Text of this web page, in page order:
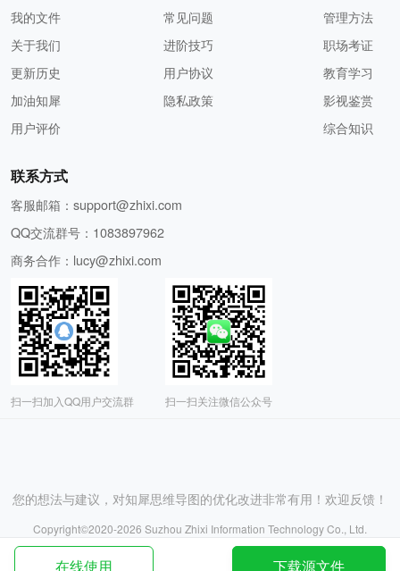
在线使用 下载源文件
我的文件
关于我们
更新历史
加油知犀
用户评价
常见问题
进阶技巧
用户协议
隐私政策
管理方法
职场考证
教育学习
影视鉴赏
综合知识
联系方式
客服邮箱： support@zhixi.com
QQ交流群号：1083897962
商务合作： lucy@zhixi.com
扫一扫加入QQ用户交流群 扫一扫关注微信公众号
您的想法与建议，对知犀思维导图的优化改进非常有用！欢迎反馈！
Copyright©2020-2026 Suzhou Zhixi Information Technology Co., Ltd.
苏州知犀信息科技有限公司版权所有
网站备案号：苏ICP备2020067017号-1